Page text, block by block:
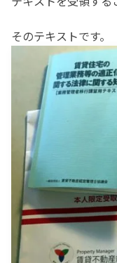
そのテキストです。